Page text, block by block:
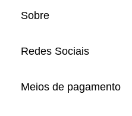
Sobre
Redes Sociais
Meios de pagamento